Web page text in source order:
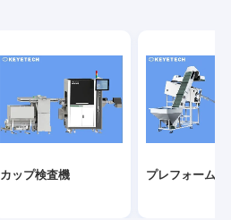
カップ検査機 プレフォーム検